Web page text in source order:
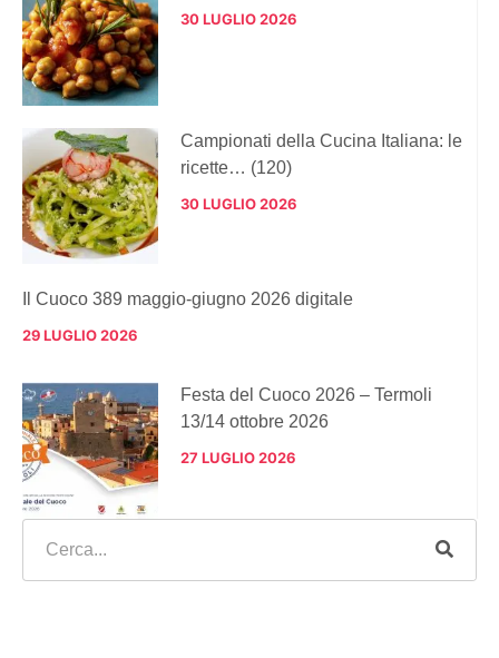
30 LUGLIO 2026
Campionati della Cucina Italiana: le
ricette… (120)
30 LUGLIO 2026
Il Cuoco 389 maggio-giugno 2026 digitale
29 LUGLIO 2026
Festa del Cuoco 2026 – Termoli
13/14 ottobre 2026
27 LUGLIO 2026